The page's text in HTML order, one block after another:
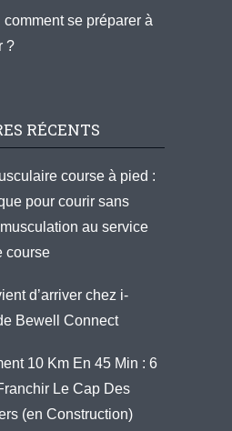
se préparer à
?
RÉCENTS
course à pied :
pour courir sans
au service
course
d’arriver chez i-
Bewell Connect
10 Km En 45 Min : 6
Le Cap Des
(en Construction)